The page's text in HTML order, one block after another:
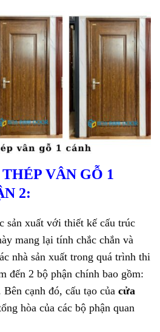
VÂN GỖ 1
2:
sản xuất với thiết kế cấu trúc
mang lại tính chắc chắn và
nhà sản xuất trong quá trình thi
đến 2 bộ phận chính bao gồm:
cạnh đó, cấu tạo của cửa
hòa của các bộ phận quan